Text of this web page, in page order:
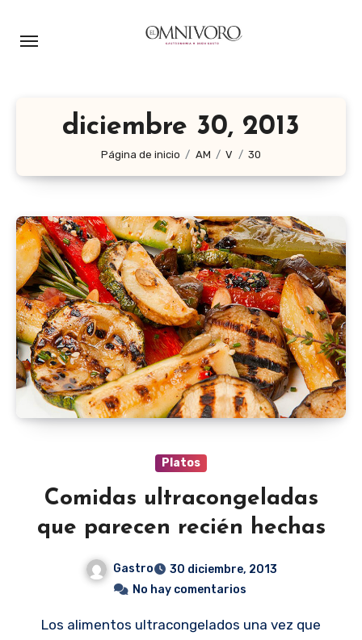
diciembre 30, 2013
Página de inicio AM V 30
Platos
Comidas ultracongeladas
que parecen recién hechas
Gastro
30 diciembre, 2013
No hay comentarios
Los alimentos ultracongelados una vez que